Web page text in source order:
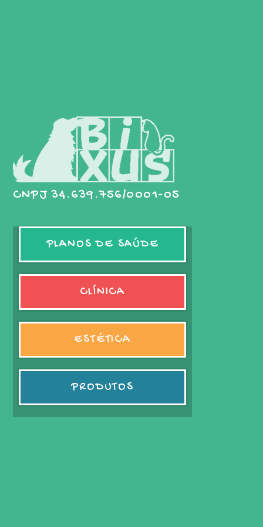
CNPJ 34.639.756/0001-05
PLANOS DE SAÚDE
CLÍNICA
ESTÉTICA
PRODUTOS